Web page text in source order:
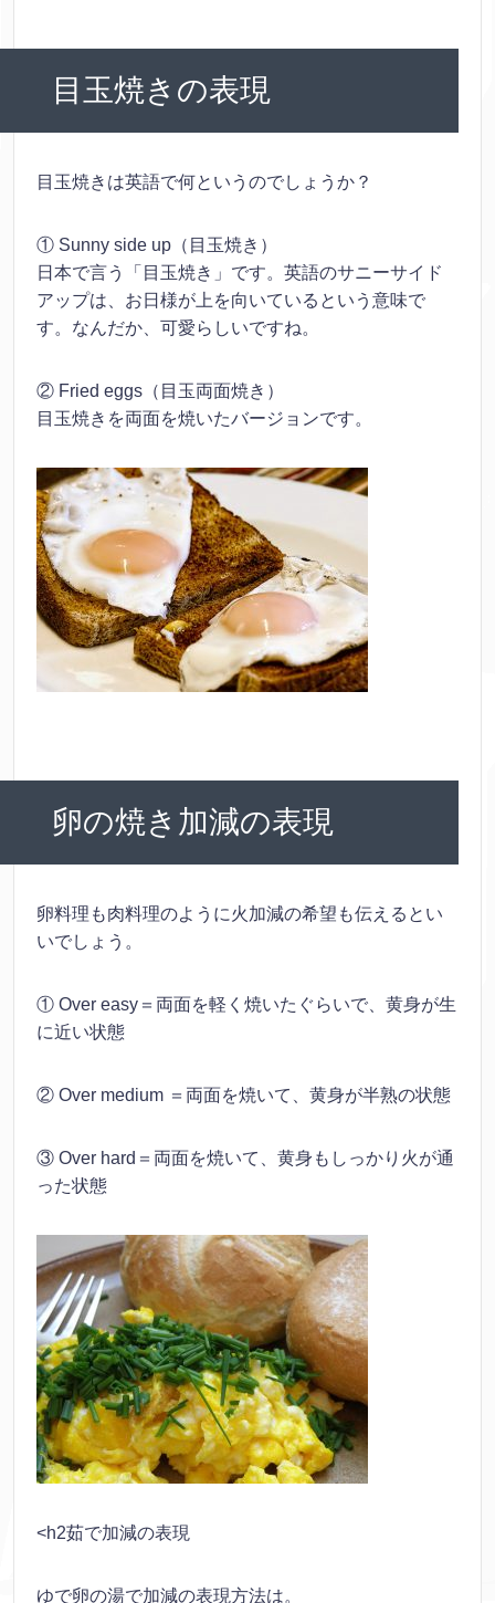
目玉焼きの表現
目玉焼きは英語で何というのでしょうか？
① Sunny side up（目玉焼き）
日本で言う「目玉焼き」です。英語のサニーサイド
アップは、お日様が上を向いているという意味で
す。なんだか、可愛らしいですね。
② Fried eggs（目玉両面焼き）
目玉焼きを両面を焼いたバージョンです。
卵の焼き加減の表現
卵料理も肉料理のように火加減の希望も伝えるとい
いでしょう。
① Over easy＝両面を軽く焼いたぐらいで、黄身が生
に近い状態
② Over medium ＝両面を焼いて、黄身が半熟の状態
③ Over hard＝両面を焼いて、黄身もしっかり火が通
った状態
<h2茹で加減の表現
ゆで卵の湯で加減の表現方法は。